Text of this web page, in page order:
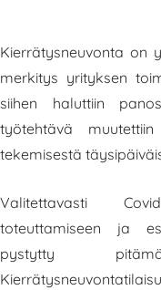
Kierrätysneuvonta on
merkitys yrityksen
siihen haluttiin
työtehtävä
tekemisestä
Valitettavasti
toteuttamiseen ja
pystytty